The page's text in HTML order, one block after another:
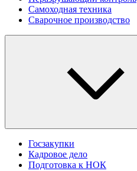
Самоходная техника
Сварочное производство
Госзакупки
Кадровое дело
Подготовка к НОК